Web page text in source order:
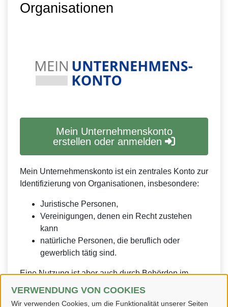
VERWENDUNG VON COOKIES
Wir verwenden Cookies, um die Funktionalität unserer Seiten
Organisationen
Mein Unternehmenskonto
erstellen oder anmelden
Mein Unternehmenskonto ist ein zentrales Konto zur
Identifizierung von Organisationen, insbesondere:
Juristische Personen,
Vereinigungen, denen ein Recht zustehen
kann
natürliche Personen, die beruflich oder
gewerblich tätig sind.
Eine Nutzung ist aber auch durch Behörden im
Sinne von § 1 Abs. 4 Verwaltungsverfahrensgesetz